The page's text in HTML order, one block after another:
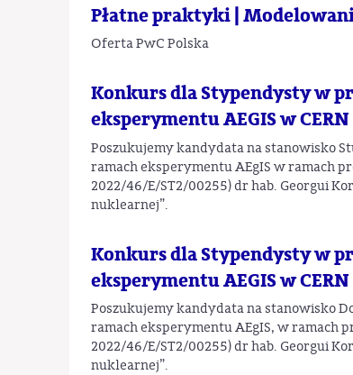
Płatne praktyki |
Oferta PwC Polska
Konkurs dla Stypendysty w
eksperymentu AEGIS w
Poszukujemy kandydata na stanowisko
ramach eksperymentu AEgIS w ramach
2022/46/E/ST2/00255) dr hab. Georgui
nuklearnej”.
Konkurs dla Stypendysty w
eksperymentu AEGIS w
Poszukujemy kandydata na stanowisko
ramach eksperymentu AEgIS, w ramach
2022/46/E/ST2/00255) dr hab. Georgui
nuklearnej”.